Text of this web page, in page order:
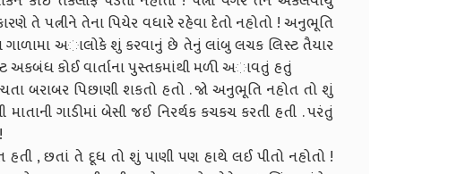
તે પત્નીને તેના પિયેર વધારે રહેવા દેતો નહોતો ! અનુભૂતિ
ગાળામા અાલોકે શું કરવાનું છે તેનું લાંબુ લચક લિસ્ટ તૈયાર
અકબંધ કોઈ વાર્તાના પુસ્તકમાંથી મળી અાવતું હતું
બરાબર પિછાણી શકતો હતો . જો અનુભૂતિ નહોત તો શું
ગાડીમાં બેસી જઈ નિરર્થક કચકચ કરતી હતી . પરંતું
, છતાં તે દૂધ તો શું પાણી પણ હાથે લઈ પીતો નહોતો !